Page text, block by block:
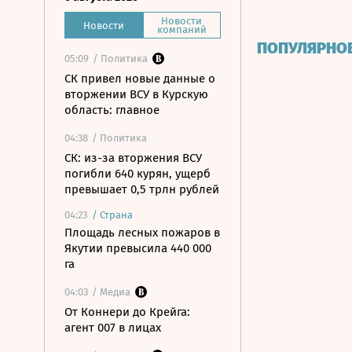
Новости Новости
компаний
05:09 / Политика
СК привел новые данные о
вторжении ВСУ в Курскую
область: главное
04:38 / Политика
СК: из-за вторжения ВСУ
погибли 640 курян, ущерб
превышает 0,5 трлн рублей
04:23 / Страна
Площадь лесных пожаров в
Якутии превысила 440 000
га
04:03 / Медиа
От Коннери до Крейга:
агент 007 в лицах